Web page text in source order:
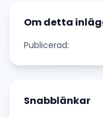
Om detta
Publicerad:
Snabblänkar